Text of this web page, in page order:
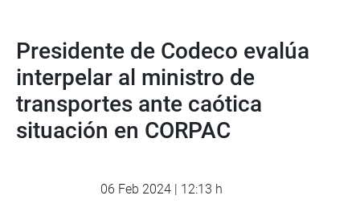
Presidente de Codeco evalúa
interpelar al ministro de
transportes ante caótica
situación en CORPAC
06 Feb 2024 | 12:13 h